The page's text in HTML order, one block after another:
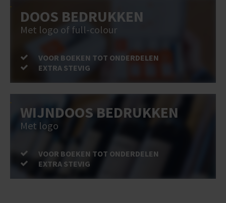
DOOS BEDRUKKEN
Met logo of full-colour
VOOR BOEKEN TOT ONDERDELEN
EXTRA STEVIG
WIJNDOOS BEDRUKKEN
Met logo
VOOR BOEKEN TOT ONDERDELEN
EXTRA STEVIG